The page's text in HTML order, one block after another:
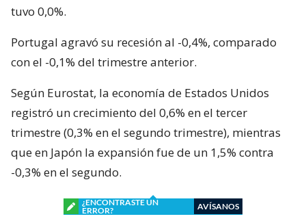
tuvo 0,0%.
Portugal agravó su recesión al -0,4%, comparado
con el -0,1% del trimestre anterior.
Según Eurostat, la economía de Estados Unidos
registró un crecimiento del 0,6% en el tercer
trimestre (0,3% en el segundo trimestre), mientras
que en Japón la expansión fue de un 1,5% contra
-0,3% en el segundo.
¿ENCONTRASTE UN
ERROR?
AVÍSANOS